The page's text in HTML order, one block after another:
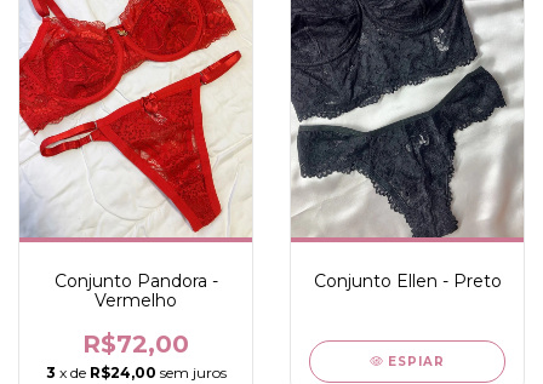
Conjunto Pandora -
Vermelho
R$72,00
3 x de R$24,00 sem juros
Conjunto Ellen - Preto
ESPIAR